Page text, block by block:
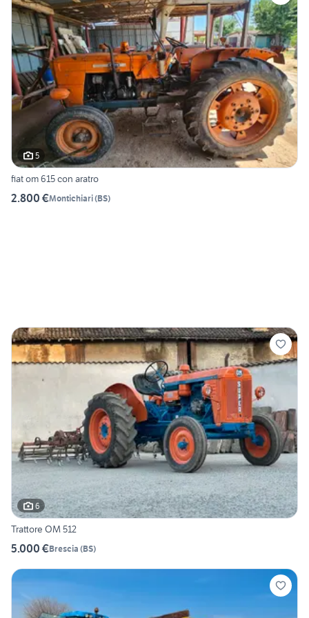
5
fiat om 615 con aratro
2.800 €Montichiari(BS)
6
Trattore OM 512
5.000 €Brescia (BS)